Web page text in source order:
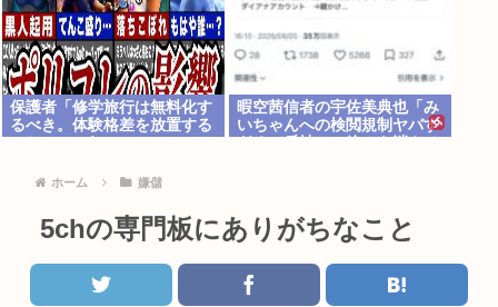
保護者「修学旅行は無料化す
るべき。体験格差を放置する
暇空茜信者の宇佐美典也「み
いちゃんへの検閲規制ヤバす
ホーム 嫌儲
5chの専門板にありがちなこと